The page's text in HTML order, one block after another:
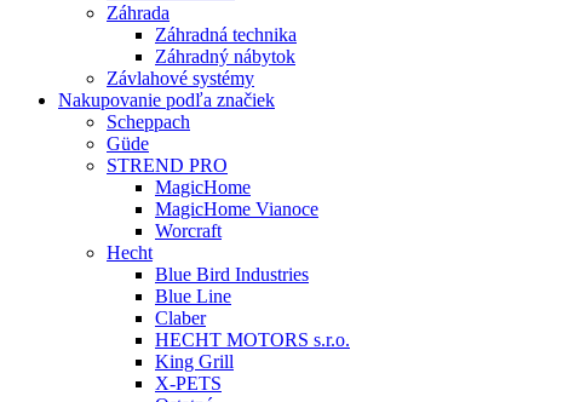
Záhrada
Záhradná technika
Záhradný nábytok
Závlahové systémy
Nakupovanie podľa značiek
Scheppach
Güde
STREND PRO
MagicHome
MagicHome Vianoce
Worcraft
Hecht
Blue Bird Industries
Blue Line
Claber
HECHT MOTORS s.r.o.
King Grill
X-PETS